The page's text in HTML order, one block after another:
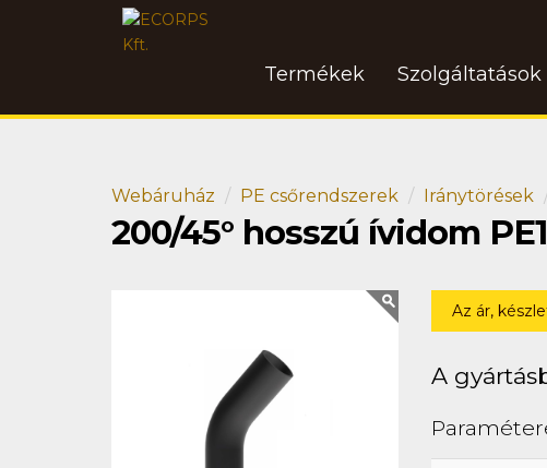
Termékek Szolgáltatások
Webáruház PE csőrendszerek Iránytörések
200/45° hosszú ívidom
Az ár,
A